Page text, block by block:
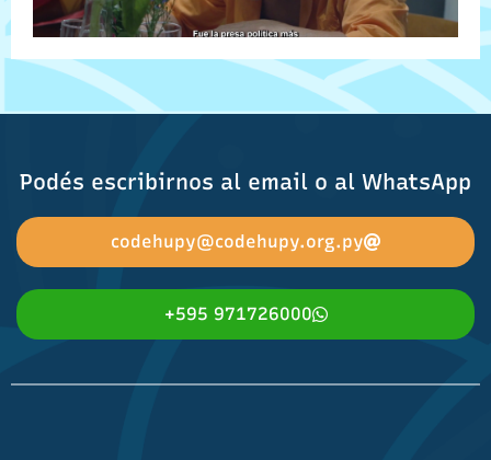
Podés escribirnos al email o al WhatsApp
codehupy@codehupy.org.py
+595 971726000